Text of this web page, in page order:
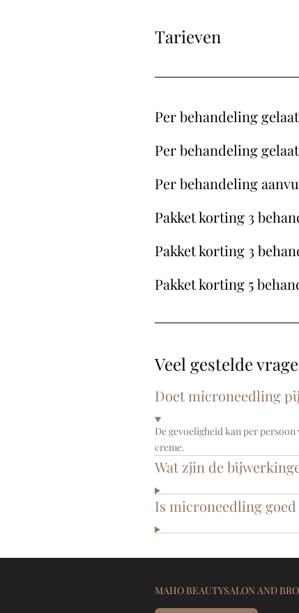
Tarieven
Per behandeling
Per behandeling
Per behandeling
Pakket korting 3
Pakket korting 3
Pakket korting 5
Veel gestelde
Doet microneedling
De gevoeligheid kan per
creme.
Wat zjin de
Is microneedling
MAHO BEAUTYSALON AND